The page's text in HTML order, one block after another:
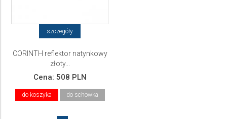
szczegóły
CORINTH reflektor natynkowy
złoty...
Cena: 508 PLN
do koszyka do schowka